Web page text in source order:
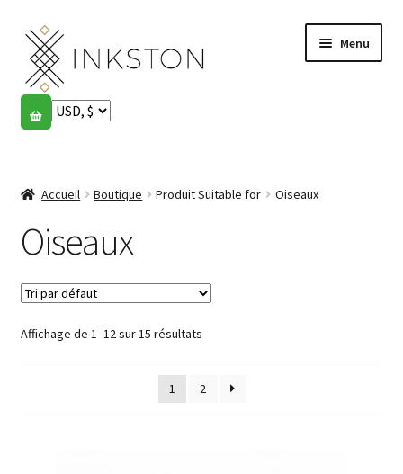
Aller
la
navigation
Aller
au
contenu
Menu
Boutique
English
Español
Français
Communauté
Accueil Boutique Produit Suitable for Oiseaux
Oiseaux
Affichage de 1–12 sur 15 résultats
1 2